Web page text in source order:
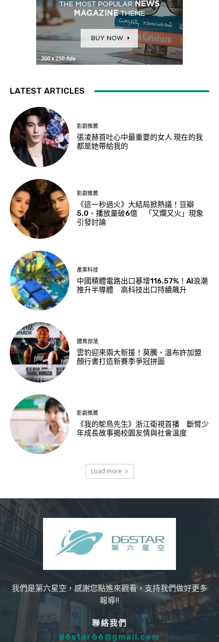
LATEST ARTICLES
影劇推薦
張凌赫首吐心中最重要的女人 現在的我
都是她帶給我的
影劇推薦
《這一秒過火》大結局掀熱議！豆瓣
5.0、播放量破6億 「又爛又火」現象
引發討論
產業科技
中國積體電路出口暴增116.57%！AI浪潮
推升半導體 高科技出口持續飆升
體育部落
雲豹迎來兩大新援！莫騰、溫布許加盟
顏行書打造新賽季爭冠拼圖
影劇推薦
《我的鴕鳥先生》浙江衛視首播 斷臂少
年成長故事揭校園友情與社會溫度
Load more
我們是第六星空，感謝您點進來觀看，支持我們做好更多
報導!!
聯絡我們
d6star66@gmail.com